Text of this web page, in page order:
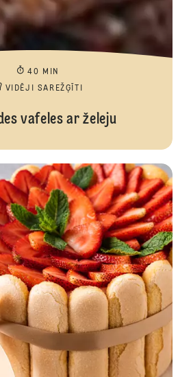
40 MIN
VIDĒJI SAREŽĢĪTI
vafeles ar želeju